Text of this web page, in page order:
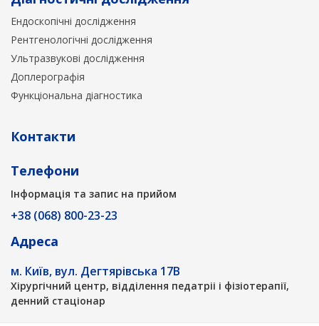
Ендоскопічні дослідження
Рентгенологічні дослідження
Ультразвукові дослідження
Доплерографія
Функціональна діагностика
Контакти
Телефони
Інформація та запис на прийом
+38 (068) 800-23-23
Адреса
м. Київ, вул. Дегтярівська 17В
Хірургічний центр, відділення педатріі і фізіотерапії,
денний стаціонар